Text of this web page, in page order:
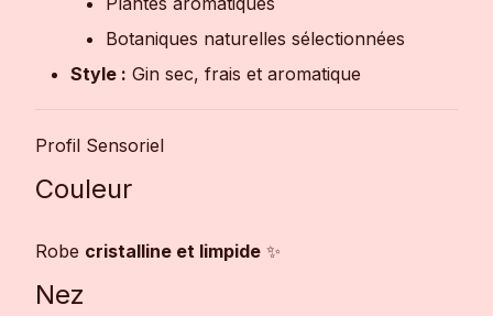
Botaniques naturelles sélectionnées
Style : Gin sec, frais et aromatique
Profil Sensoriel
Couleur
Robe cristalline et limpide ✨
Nez